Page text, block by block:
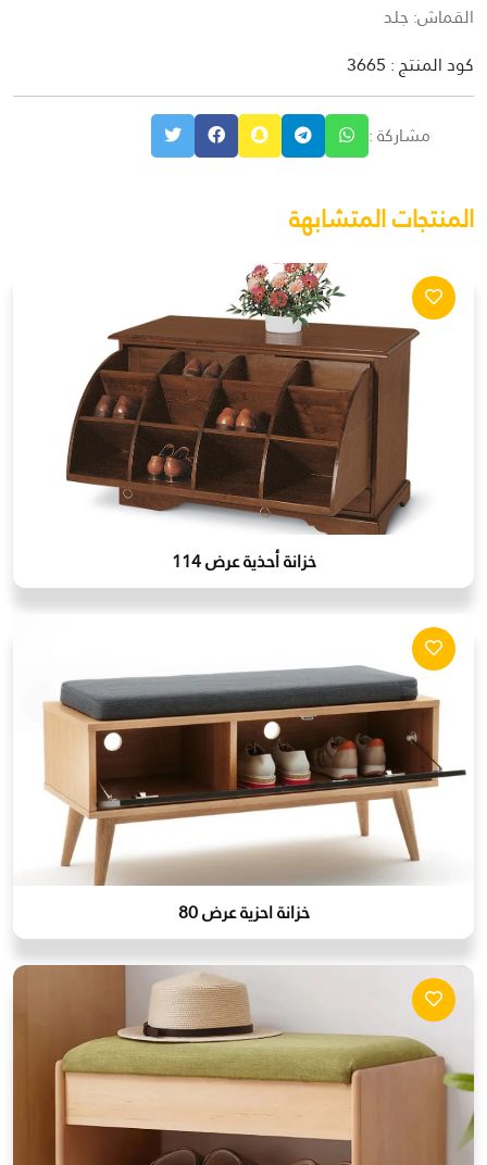
القماش: جلد
كود المنتج : 3665
مشاركة :
المنتجات المتشابهة
خزانة أحذية عرض 114
خزانة احزية عرض 80